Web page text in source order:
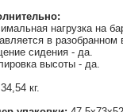
нагрузка на
в разобранном
сидения - да.
высоты - да.
34,54 кг.